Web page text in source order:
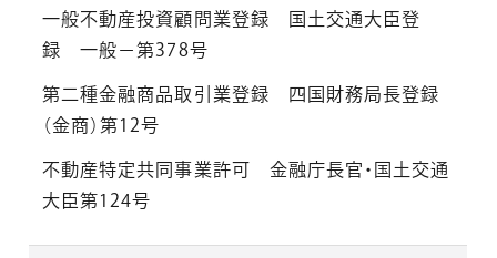
一般不動産投資顧問業登録 国土交通大臣登
録 一般－第378号
第二種金融商品取引業登録 四国財務局長登録
（金商）第12号
不動産特定共同事業許可 金融庁⾧官・国土交通
大臣第124号